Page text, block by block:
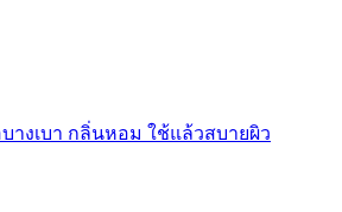
บางเบา กลิ่นหอม ใช้แล้วสบายผิว